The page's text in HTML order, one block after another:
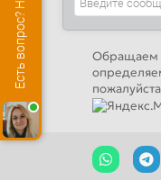
Обращаем